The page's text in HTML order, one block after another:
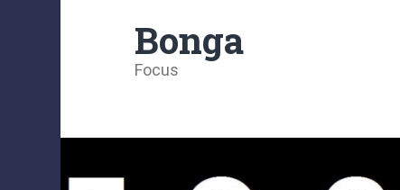
Bonga
Focus